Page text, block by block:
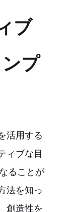
ブ
プ
活用する
ィブな目
ることが
法を知っ
創造性を